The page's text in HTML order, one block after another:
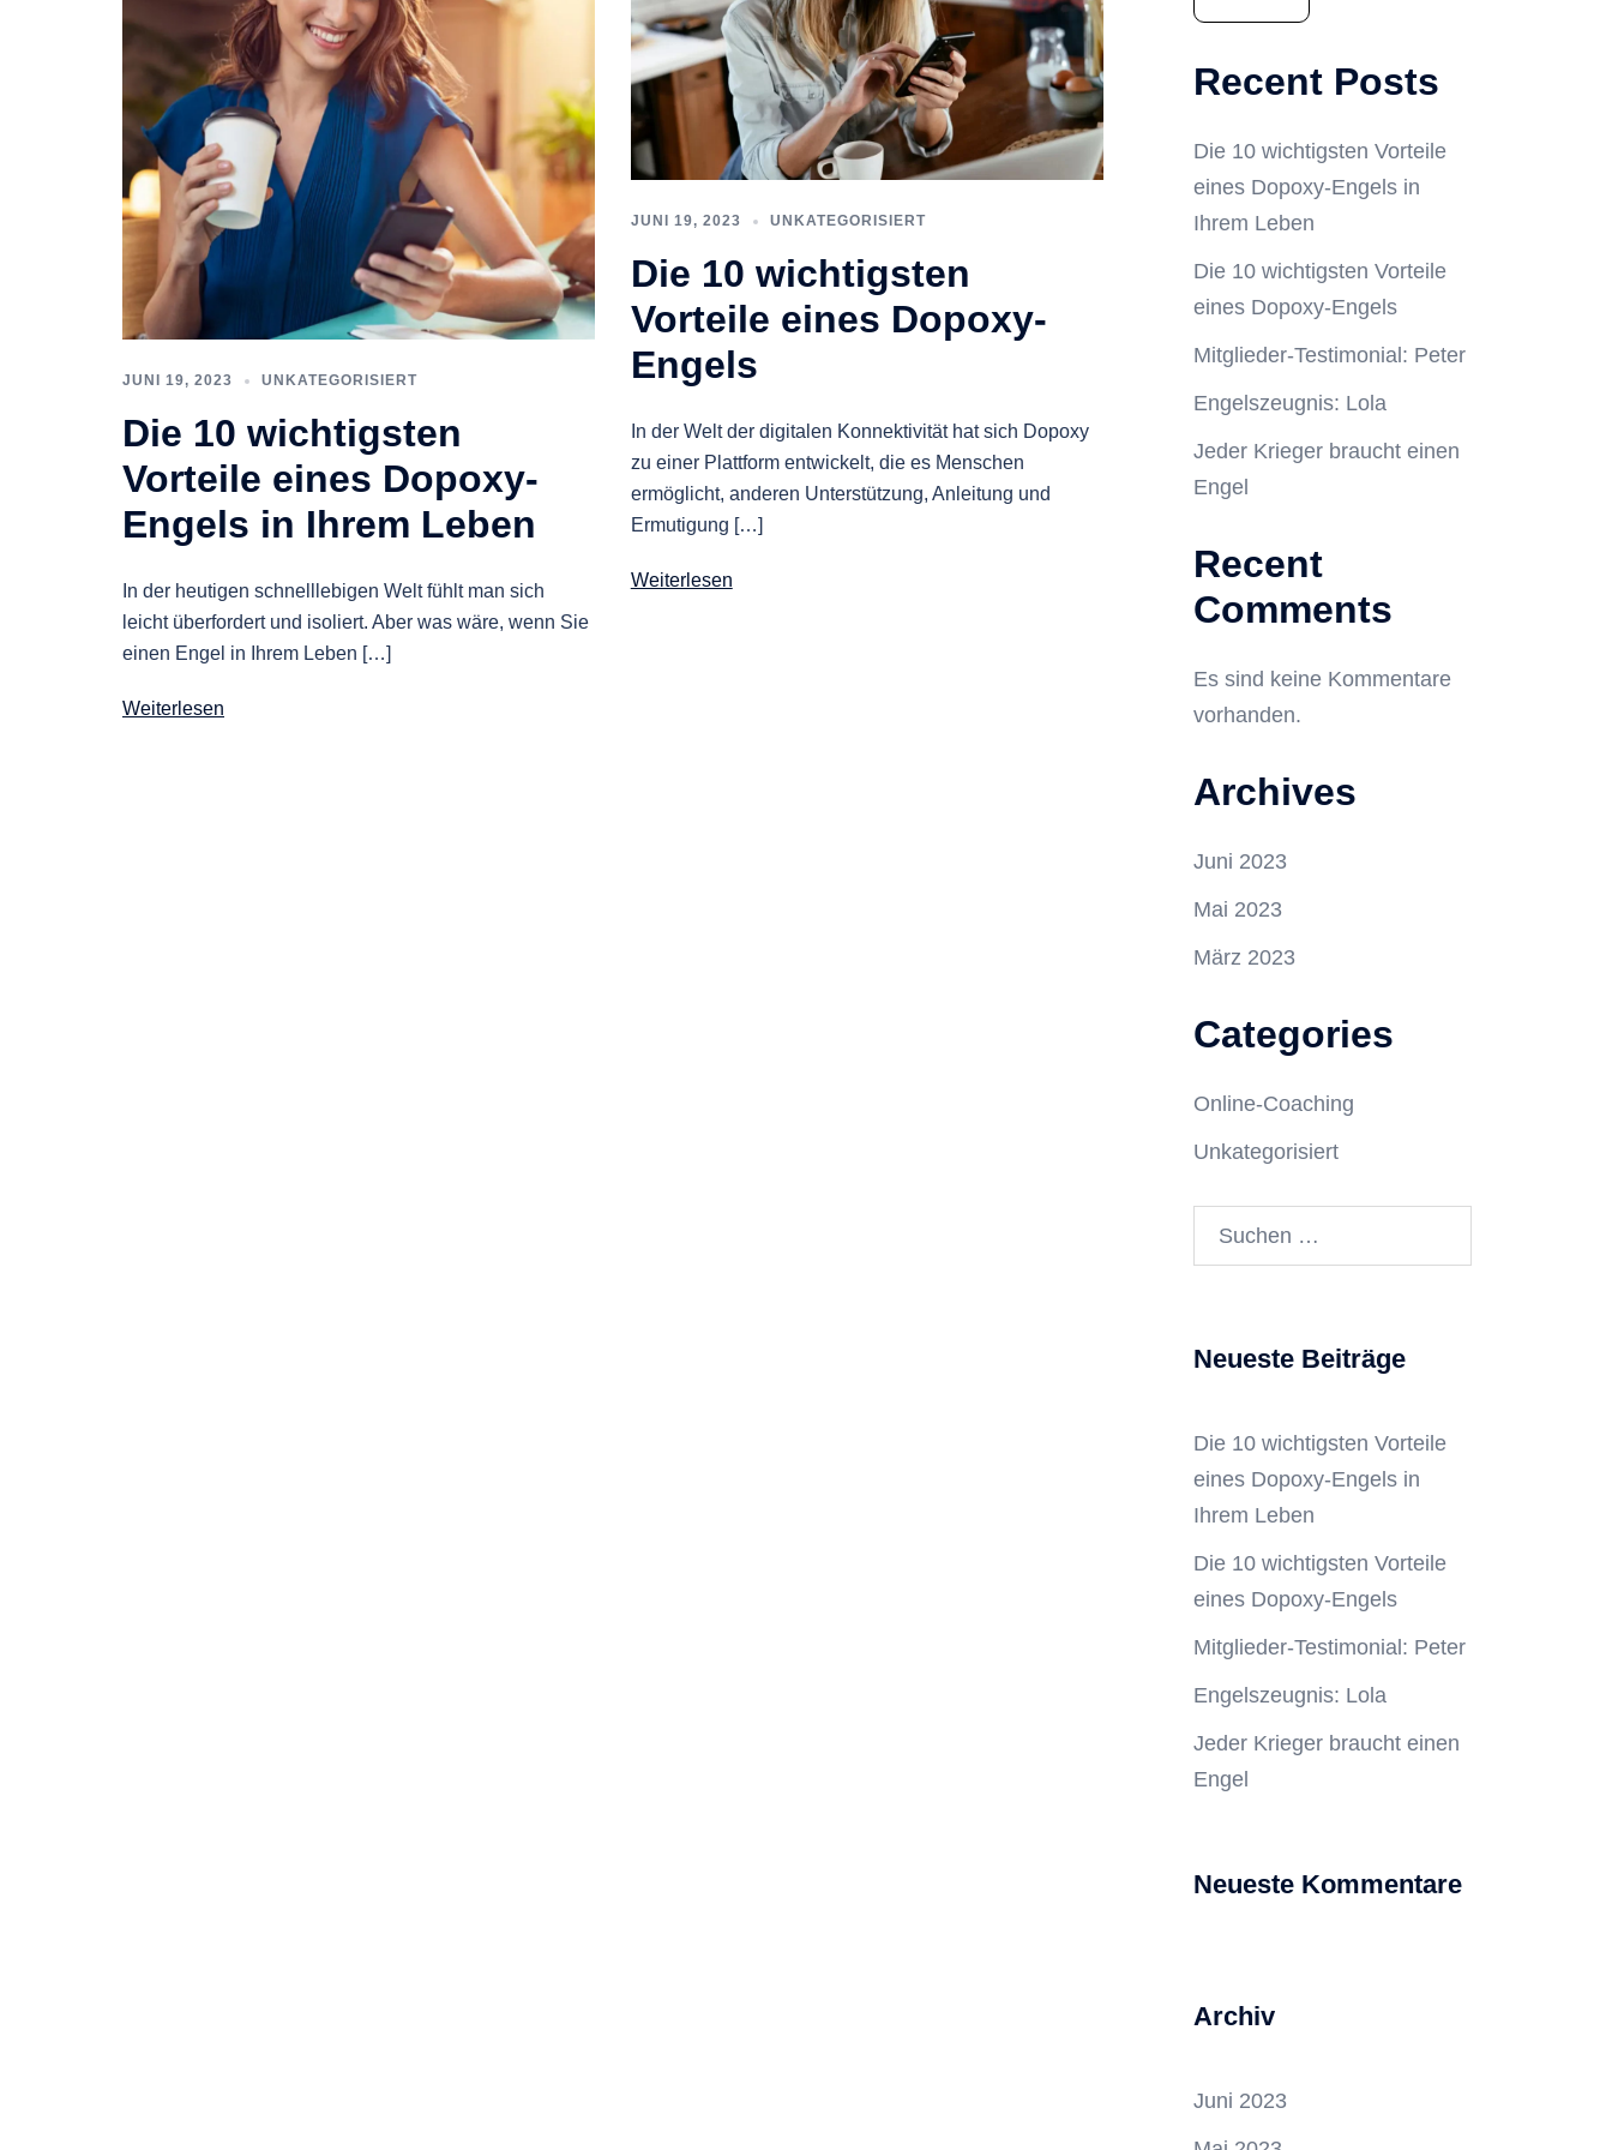
JUNI 19, 2023 UNKATEGORISIERT
Die 10 wichtigsten
Vorteile eines Dopoxy-
Engels in Ihrem Leben
In der heutigen schnelllebigen Welt fühlt man sich
leicht überfordert und isoliert. Aber was wäre, wenn Sie
einen Engel in Ihrem Leben […]
Weiterlesen
JUNI 19, 2023 UNKATEGORISIERT
Die 10 wichtigsten
Vorteile eines Dopoxy-
Engels
In der Welt der digitalen Konnektivität hat sich Dopoxy
zu einer Plattform entwickelt, die es Menschen
ermöglicht, anderen Unterstützung, Anleitung und
Ermutigung […]
Weiterlesen
Recent Posts
Die 10 wichtigsten Vorteile
eines Dopoxy-Engels in
Ihrem Leben
Die 10 wichtigsten Vorteile
eines Dopoxy-Engels
Mitglieder-Testimonial: Peter
Engelszeugnis: Lola
Jeder Krieger braucht einen
Engel
Recent
Comments
Es sind keine Kommentare
vorhanden.
Archives
Juni 2023
Mai 2023
März 2023
Categories
Online-Coaching
Unkategorisiert
Suchen
nach:
Neueste Beiträge
Die 10 wichtigsten Vorteile
eines Dopoxy-Engels in
Ihrem Leben
Die 10 wichtigsten Vorteile
eines Dopoxy-Engels
Mitglieder-Testimonial: Peter
Engelszeugnis: Lola
Jeder Krieger braucht einen
Engel
Neueste Kommentare
Archiv
Juni 2023